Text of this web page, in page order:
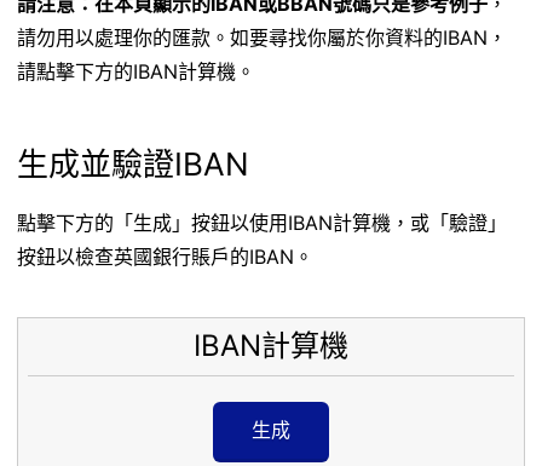
請勿用以處理你的匯款。如要尋找你屬於你資料的IBAN，
請點擊下方的IBAN計算機。
生成並驗證IBAN
點擊下方的「生成」按鈕以使用IBAN計算機，或「驗證」
按鈕以檢查英國銀行賬戶的IBAN。
IBAN計算機
生成